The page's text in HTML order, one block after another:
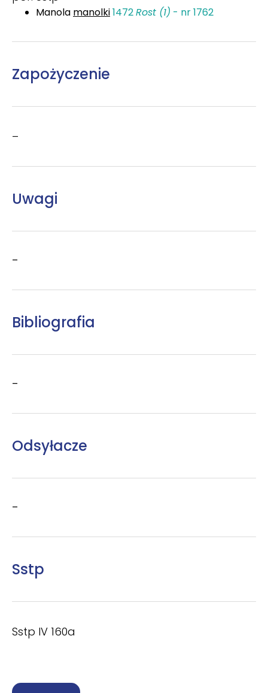
Manola manolki1472Rost (1) - nr 1762
Zapożyczenie
–
Uwagi
–
Bibliografia
–
Odsyłacze
–
Sstp
Sstp IV 160a